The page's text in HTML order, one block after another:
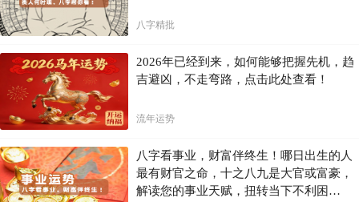
八字精批
2026年已经到来，如何能够把握先机，趋
吉避凶，不走弯路，点击此处查看！
流年运势
八字看事业，财富伴终生！哪日出生的人
最有财官之命，十之八九是大官或富豪，
解读您的事业天赋，扭转当下不利困